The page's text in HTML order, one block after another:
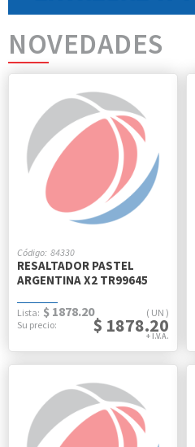
NOVEDADES
84330
RESALTADOR PASTEL
ARGENTINA X2 TR99645
UN
$ 1878.20
$ 1878.20